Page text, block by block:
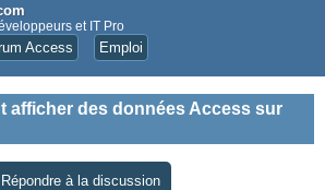
et IT Pro
Access Emploi
afficher des données Access sur
Répondre à la discussion